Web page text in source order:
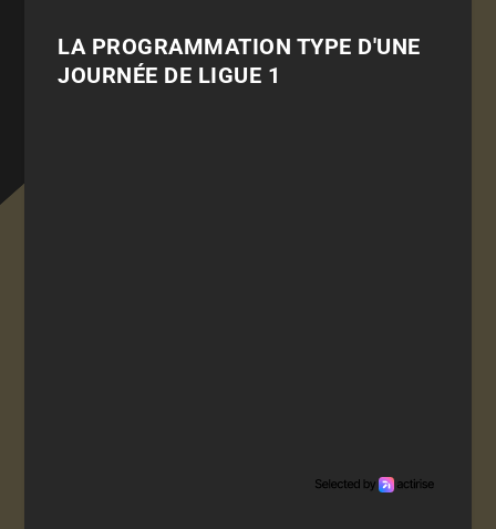
LA PROGRAMMATION TYPE D'UNE
JOURNÉE DE LIGUE 1